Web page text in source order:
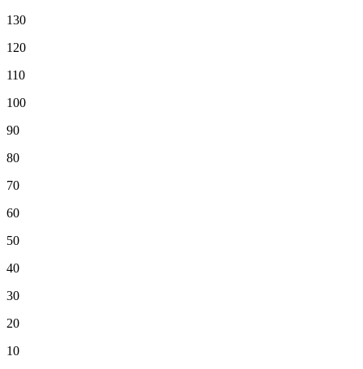
130
120
110
100
90
80
70
60
50
40
30
20
10